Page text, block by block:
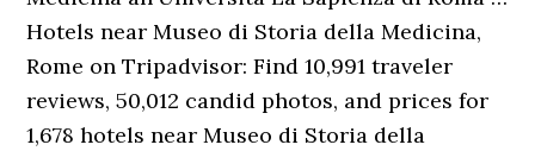
Hotels near Museo di Storia della Medicina,
Rome on Tripadvisor: Find 10,991 traveler
reviews, 50,012 candid photos, and prices for
1,678 hotels near Museo di Storia della